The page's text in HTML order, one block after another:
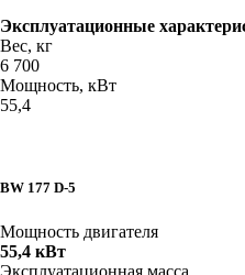
Эксплуатационные
Вес, кг
6 700
Мощность, кВт
55,4
BW 177 D-5
Мощность двигателя
55,4 кВт
Эксплуатационная масса